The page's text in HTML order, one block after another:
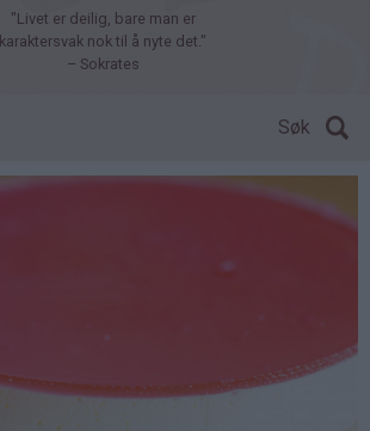
"Livet er deilig, bare man er
karaktersvak nok til å nyte det."
– Sokrates
Søk